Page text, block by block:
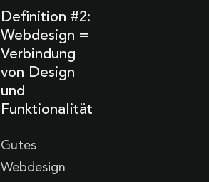
Definition #2:
Webdesign =
Verbindung
von Design
und
Funktionalität
Gutes
Webdesign